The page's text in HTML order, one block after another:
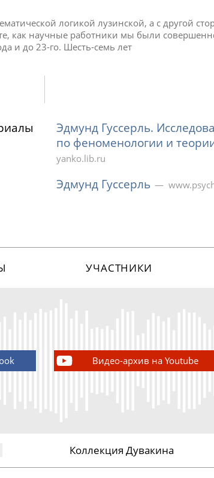
логикой лузинской, а с другой
как научные работники мы были
и до 23-го. Шесть-семь лет
Эдмунд Гуссерль.
по феноменологии и
yanko.lib.ru
Эдмунд Гуссерль
УЧАСТНИКИ
Видео-архив на Youtube
Коллекция Дувакина